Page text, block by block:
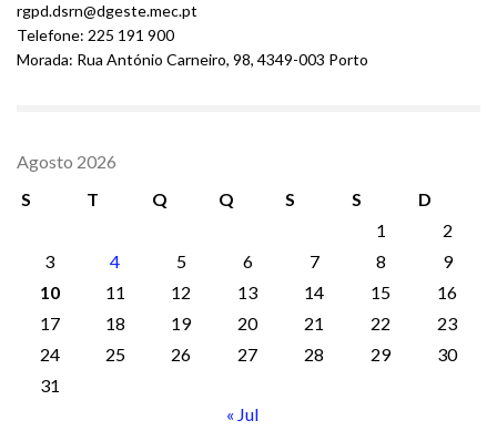
rgpd.dsrn@dgeste.mec.pt
Telefone: 225 191 900
Morada: Rua António Carneiro, 98, 4349-003 Porto
Agosto 2026
S
T Q Q S S
D
1
2
3
4 5 6 7 8
9
10
11 12 13 14 15
16
17
18 19 20 21 22
23
24
25 26 27 28 29
30
31
« Jul